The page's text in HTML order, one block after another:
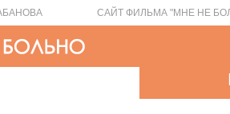
САЙТ ФИЛЬМА "МНЕ НЕ